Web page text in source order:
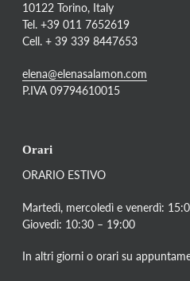
10122 Torino, Italy
Tel. +39 011 7652619
Cell. + 39 339 8447653
elena@elenasalamon.com
P.IVA 09794610015
Orari
ORARIO ESTIVO
Martedì, mercoledì e venerdì:
Giovedì: 10:30 – 19:00
In altri giorni o orari su